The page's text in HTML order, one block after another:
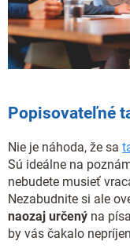
Popisovateľné
Nie je náhoda, že sa
Sú ideálne na
nebudete musieť
Nezabudnite si ale
naozaj určený na
by vás čakalo